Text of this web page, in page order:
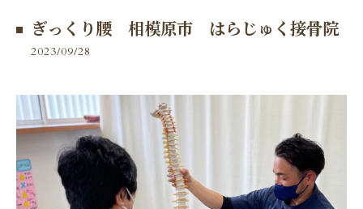
ぎっくり腰 相模原市 はらじゅく接骨院
2023/09/28